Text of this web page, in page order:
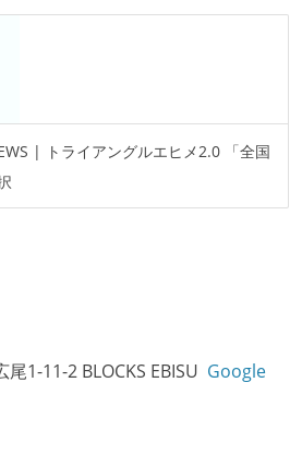
| トライアングルエヒメ2.0 「全国
1-11-2 BLOCKS EBISU Google